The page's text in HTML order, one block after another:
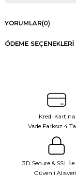
YORUMLAR(0)
ÖDEME SEÇENEKLERI
Kredi Kartına
Vade Farksız 4
3D Secure & SSL İle
Güvenli